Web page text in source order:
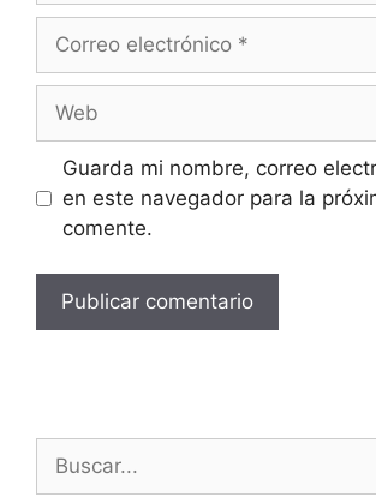
Guarda mi nombre, correo
en este navegador para la
comente.